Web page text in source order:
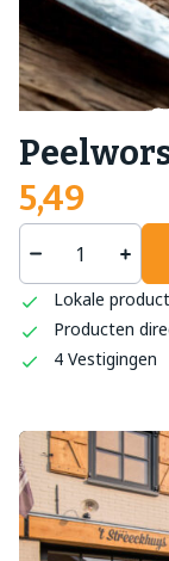
5,49
Lokale
Producten
4 Vestigingen